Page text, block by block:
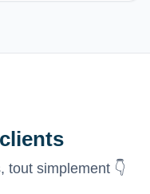
tout simplement 👇